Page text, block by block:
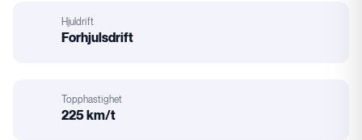
Hjuldrift
Forhjulsdrift
Topphastighet
225 km/t